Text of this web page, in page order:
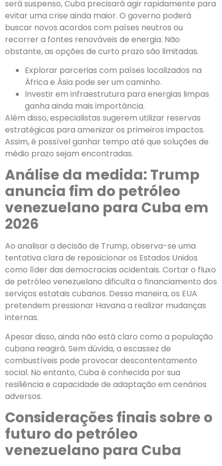
será suspenso, Cuba precisará agir rapidamente para
evitar uma crise ainda maior. O governo poderá
buscar novos acordos com países neutros ou
recorrer a fontes renováveis de energia. Não
obstante, as opções de curto prazo são limitadas.
Explorar parcerias com países localizados na
África e Ásia pode ser um caminho.
Investir em infraestrutura para energias limpas
ganha ainda mais importância.
Além disso, especialistas sugerem utilizar reservas
estratégicas para amenizar os primeiros impactos.
Assim, é possível ganhar tempo até que soluções de
médio prazo sejam encontradas.
Análise da medida: Trump
anuncia fim do petróleo
venezuelano para Cuba em
2026
Ao analisar a decisão de Trump, observa-se uma
tentativa clara de reposicionar os Estados Unidos
como líder das democracias ocidentais. Cortar o fluxo
de petróleo venezuelano dificulta o financiamento dos
serviços estatais cubanos. Dessa maneira, os EUA
pretendem pressionar Havana a realizar mudanças
internas.
Apesar disso, ainda não está claro como a população
cubana reagirá. Sem dúvida, a escassez de
combustíveis pode provocar descontentamento
social. No entanto, Cuba é conhecida por sua
resiliência e capacidade de adaptação em cenários
adversos.
Considerações finais sobre o
futuro do petróleo
venezuelano para Cuba